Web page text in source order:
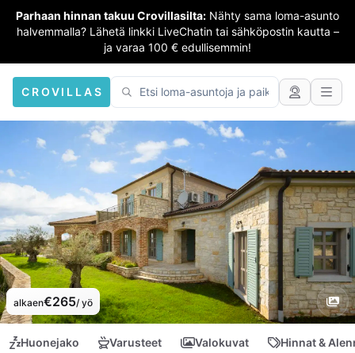
Parhaan hinnan takuu Crovillasilta: Nähty sama loma-asunto
halvemmalla? Lähetä linkki LiveChatin tai sähköpostin kautta –
ja varaa 100 € edullisemmin!
CROVILLAS
alkaen€265/ yö
Huonejako Varusteet Valokuvat Hinnat &